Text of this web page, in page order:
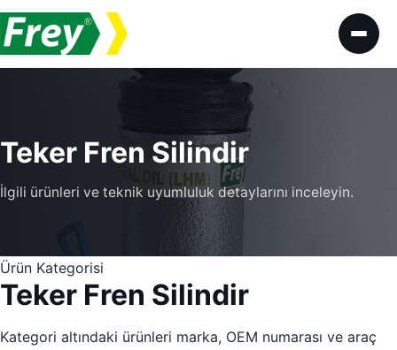
İçeriğe geç
Teker Fren Silindir
İlgili ürünleri ve teknik uyumluluk detaylarını inceleyin.
Ürün Kategorisi
Teker Fren Silindir
Kategori altındaki ürünleri marka, OEM numarası ve araç